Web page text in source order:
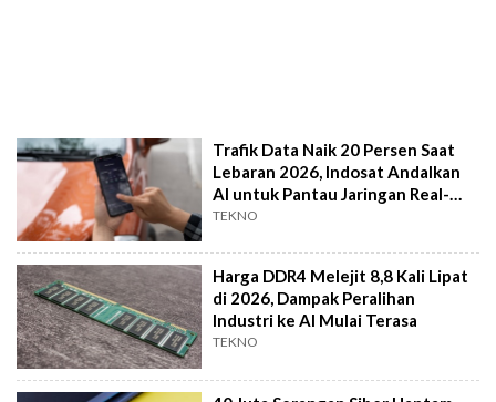
Trafik Data Naik 20 Persen Saat
Lebaran 2026, Indosat Andalkan
AI untuk Pantau Jaringan Real-
Time
TEKNO
Harga DDR4 Melejit 8,8 Kali Lipat
di 2026, Dampak Peralihan
Industri ke AI Mulai Terasa
TEKNO